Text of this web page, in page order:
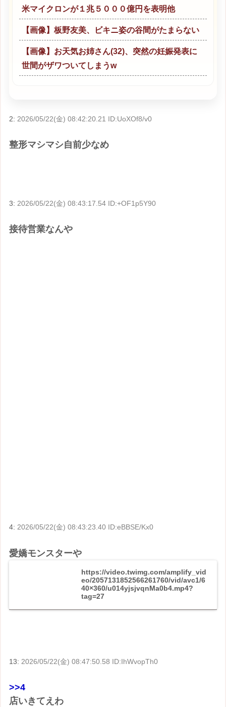
米マイクロンが１兆５０００億円を表明他
【画像】板野友美、ビキニ姿の谷間がたまらない
【画像】お天気お姉さん(32)、突然の妊娠発表に
世間がザワついてしまうw
2: 2026/05/22(金) 08:42:20.21 ID:UoXOf8/v0
整形マシマシ自前少なめ
3: 2026/05/22(金) 08:43:17.54 ID:+OF1p5Y90
接待営業なんや
4:2026/05/22(金) 08:43:23.40 ID:eBBSE/Kx0
愛嬌モンスターや
https://video.twimg.com/amplify_vid
eo/2057131852566261760/vid/avc1/6
40×360/u014yjsjvqnMa0b4.mp4?
tag=27
13: 2026/05/22(金) 08:47:50.58 ID:IhWvopTh0
>>4
店いきてえわ